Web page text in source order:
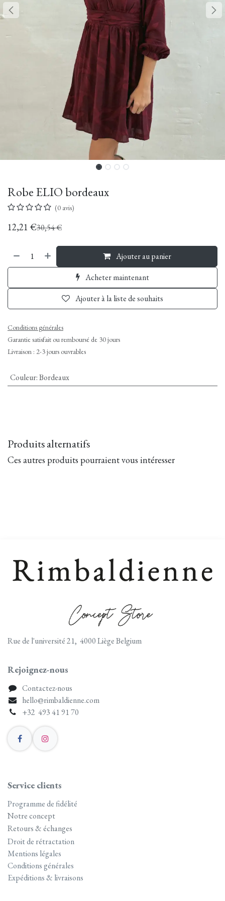
Robe ELIO bordeaux
(0 avis)
12,21€30,54€
Ajouter au panier
Acheter maintenant
Ajouter à la liste de souhaits
Conditions générales
Garantie satisfait ou remboursé de 30 jours
Livraison : 2-3 jours ouvrables
Couleur:Bordeaux
Produits alternatifs
Ces autres produits pourraient vous intéresser
Rue de l'université 21, 4000 Liège Belgium
Rejoignez-nous
Contactez-nous
hello@rimbaldienne.com
+32 493 41 91 70
Service clients
Programme de fidélité
Notre concept
Retours & échanges
Droit de rétractation
Mentions légales
Conditions générales
Expéditions & livraisons